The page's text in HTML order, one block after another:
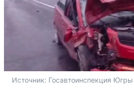
Источник: Госавтоинспекция